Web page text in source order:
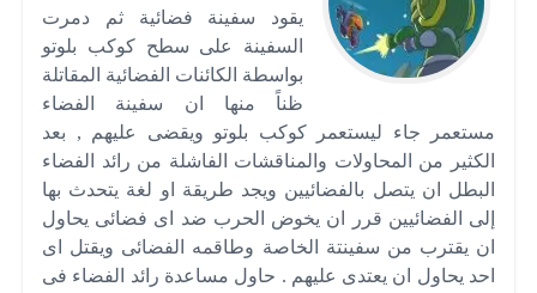
يقود سفينة فضائية ثم دمرت
السفينة على سطح كوكب بلوتو
بواسطة الكائنات الفضائية المقاتلة
ظناً منها ان سفينة الفضاء
مستعمر جاء ليستعمر كوكب بلوتو ويقضى عليهم , بعد
الكثير من المحاولات والمناقشات الفاشلة من رائد الفضاء
البطل ان يتصل بالفضائيين ويجد طريقة او لغة يتحدث بها
إلى الفضائيين قرر ان يخوض الحرب ضد اى فضائى يحاول
ان يقترب من سفينتة الخاصة وطاقمه الفضائى ويقتل اى
احد يحاول ان يعتدى عليهم . حاول مساعدة رائد الفضاء فى